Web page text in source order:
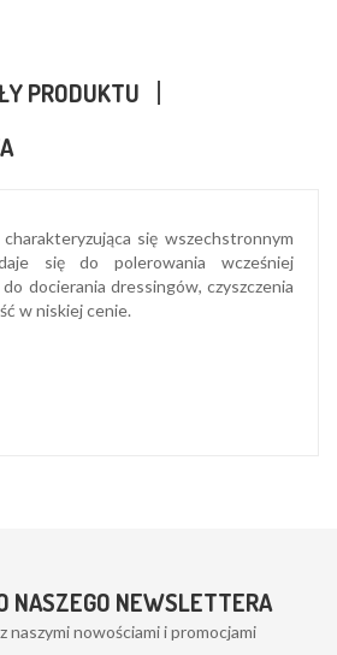
PRODUKTU
się wszechstronnym
się do polerowania wcześniej
docierania dressingów, czyszczenia
w niskiej cenie.
NASZEGO NEWSLETTERA
naszymi nowościami i promocjami